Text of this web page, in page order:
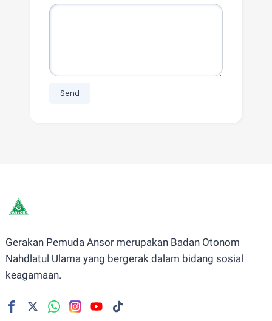
Gerakan Pemuda Ansor merupakan Badan Otonom
Nahdlatul Ulama yang bergerak dalam bidang sosial
keagamaan.